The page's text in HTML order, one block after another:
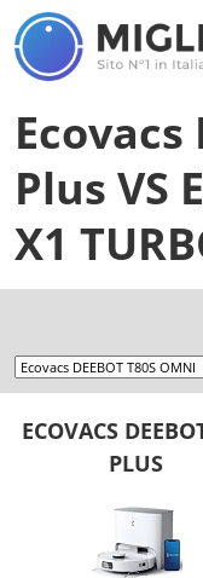
Plus VS
X1
ECOVACS
PLUS